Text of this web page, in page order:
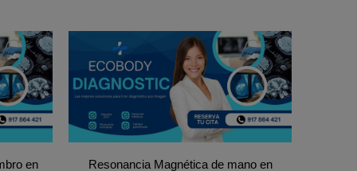
en
Resonancia Magnética de mano en